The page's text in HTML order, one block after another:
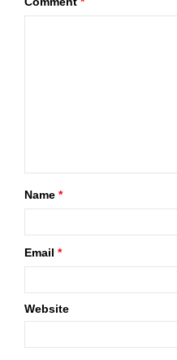
Name *
Email *
Website